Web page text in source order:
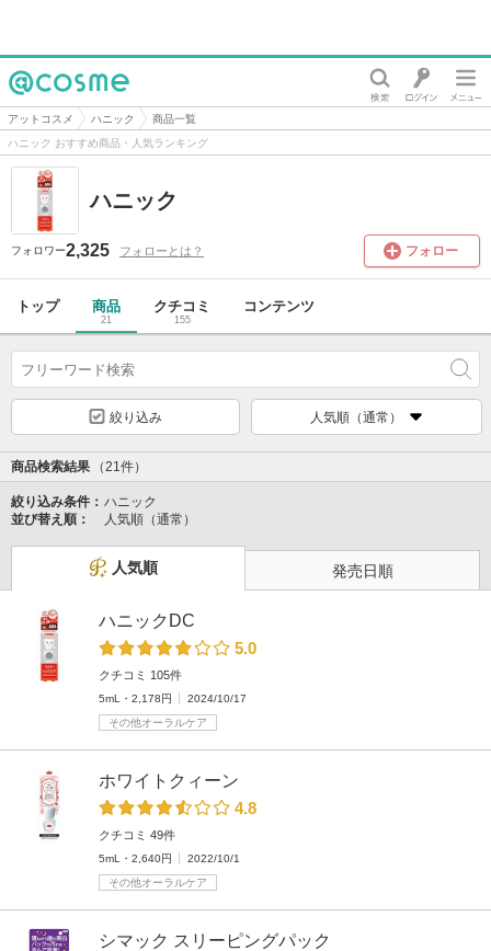
@cosme
アットコスメ ハニック
商品一覧
ハニック おすすめ商品・人気ランキング
ハニック
フォロワー2,325 フォローとは？ フォロー
トップ 商品
21
クチコミ
155
コンテンツ
絞り込み 人気順（通常）
商品検索結果 （21件）
絞り込み条件： ハニック
並び替え順：
人気順（通常）
人気順 発売日順
ハニックDC
5.0
クチコミ 105件
5mL・2,178円
2024/10/17
その他オーラルケア
ホワイトクィーン
4.8
クチコミ 49件
5mL・2,640円
2022/10/1
その他オーラルケア
シマック スリーピングパック